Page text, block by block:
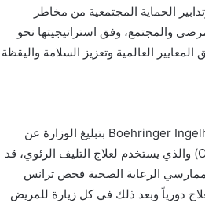
الحماية المجتمعية من مخاطر
والمجتمع، وفق استراتيجيتها نحو
العالمية وتعزيز السلامة واليقظة
حيث أشار الدكتور الأميري إلى قيام الشركة المصنعة Boehringer Ingelheim بتبليغ الوزارة عن
إضافة تحذير على المستحضر الصيدلاني (Ofen nintedanib) والذي يستخدم لعلاج التليف الرئوي، قد
الرعاية الصحية فحص ترانس
بداية العلاج خلال أول 3 أشهر من العلاج دورياً وبعد ذلك في كل زيارة للمريض